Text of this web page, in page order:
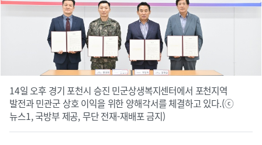
14일 오후 경기 포천시 승진 민군상생복지센터에서 포천지역
발전과 민관군 상호 이익을 위한 양해각서를 체결하고 있다.(ⓒ
뉴스1, 국방부 제공, 무단 전재-재배포 금지)